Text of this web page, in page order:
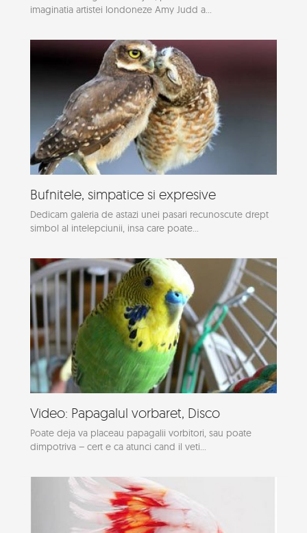
imaginatia artistei londoneze Amy Judd a...
Bufnitele, simpatice si expresive
Dedicam galeria de astazi unei pasari recunoscute drept
simbol al intelepciunii, insa care poate...
Video: Papagalul vorbaret, Disco
Poate deja va placeau papagalii vorbitori, sau poate
dimpotriva – cert e ca atunci cand il veti...